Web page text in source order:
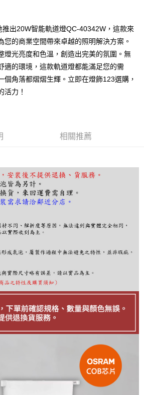
】
務後，再付款。
認金額後，即可完成結帳。
到繳費通知簡訊。
天內，點擊此簡訊中的連結，可透過四大超商／
進行付款，方視為交易完成。
意取消之訂單仍視為有效，需透過AFTEE先享
先享後付 」之結帳頁面顯示為準，若有關於
欲退款等相關疑問，請聯繫「AFTEE先享後付
support/home
限公司提供之「AFTEE先享後付」服務完成之交
內提供個人資料，並將交易相關給付款項請求債
，請瀏覽以下網址：
經同意申辦者引起之損失，本公司不負相關責
」時，將依據個別帳號之用戶狀況，依本公司即
；若仍有額度不足之情形，本公司將視審查結果
或使用他人資訊註冊。若發現惡意使用之情形，
權停止該用戶之使用額度並採取法律行動。
出20W智能軌道燈QC-40342W，這款來
您的商業空間帶來卓越的照明解決方案。
燈光亮度和色溫，創造出完美的氛圍。無
適的環境，這款軌道燈都能滿足您的需
個角落都熠熠生輝。立即在燈飾123選購，
活力！
相關推薦